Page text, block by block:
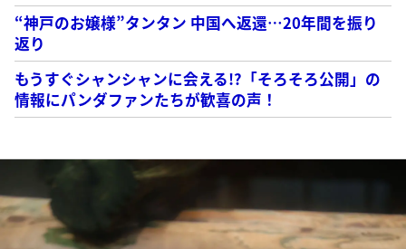
“神戸のお嬢様”タンタン 中国へ返還…20年間を振り
返り
もうすぐシャンシャンに会える!?「そろそろ公開」の
情報にパンダファンたちが歓喜の声！